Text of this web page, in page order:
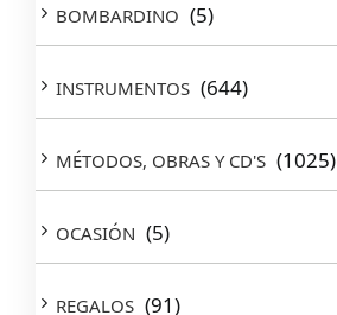
BOMBARDINO (5)
INSTRUMENTOS (644)
MÉTODOS, OBRAS Y CD'S (1025)
OCASIÓN (5)
REGALOS (91)